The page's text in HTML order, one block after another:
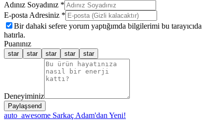
Adınız Soyadınız *
E-posta Adresiniz *
Bir dahaki sefere yorum yaptığımda bilgilerimi bu tarayıcıda
hatırla.
Puanınız
star star star star star
Deneyiminiz
Paylaşsend
auto_awesome Sarkaç Adam'dan Yeni!